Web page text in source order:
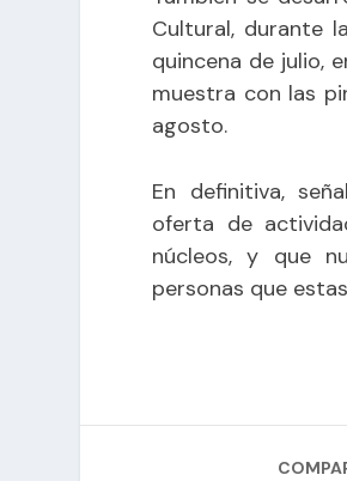
Cultural, durante
quincena de julio,
muestra con las
agosto.
En definitiva,
oferta de
núcleos, y que
personas que